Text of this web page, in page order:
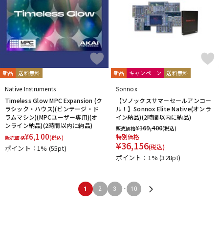
新品 送料無料
Native Instruments
Timeless Glow MPC Expansion (ク
ラシック・ハウス)(ビンテージ・ド
ラムマシン)(MPCユーザー専用)(オ
ンライン納品)(2時間以内に納品)
販売価格¥6,100(税込)
ポイント：1% (55pt)
新品 キャンペーン 送料無料
Sonnox
【ソノックスサマーセールアンコー
ル！】Sonnox Elite Native(オンラ
イン納品)(2時間以内に納品)
販売価格¥169,400(税込)
特別価格
¥36,156(税込)
ポイント：1%(328pt)
1 2 3 ... 10